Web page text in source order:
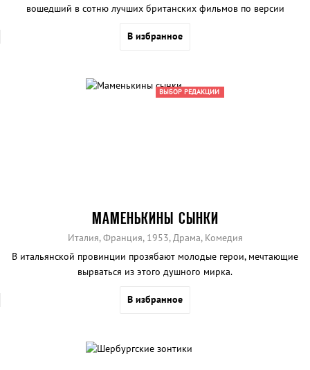
вошедший в сотню лучших британских фильмов по версии
В избранное
ВЫБОР РЕДАКЦИИ
МАМЕНЬКИНЫ СЫНКИ
Италия, Франция, 1953, Драма, Комедия
В итальянской провинции прозябают молодые герои, мечтающие
вырваться из этого душного мирка.
В избранное